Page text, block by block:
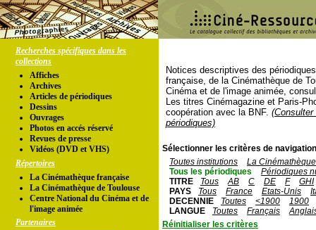
Recherches spécifiques dans les
collections
Affiches
Archives
Articles de périodiques
Dessins
Ouvrages
Photos en accés réservé
Revues de presse
Vidéos (DVD et VHS)
Répertoires
La Cinémathèque française
La Cinémathèque de Toulouse
Centre National du Cinéma et de
l'image animée
Partenaires
Notices descriptives des
française, de la Cinémathèque de
Cinéma et de l'image animée,
Les titres Cinémagazine et Paris-
coopération avec la BNF.
périodiques)
Sélectionner les critères de
Toutes institutions
La
Tous les périodiques
Périodiques
TITRE
Tous AB C DE F
GHI
PAYS
Tous France Etats-Unis
DECENNIE
Toutes <1900
1900
LANGUE
Toutes Français
Réinitialiser les critères